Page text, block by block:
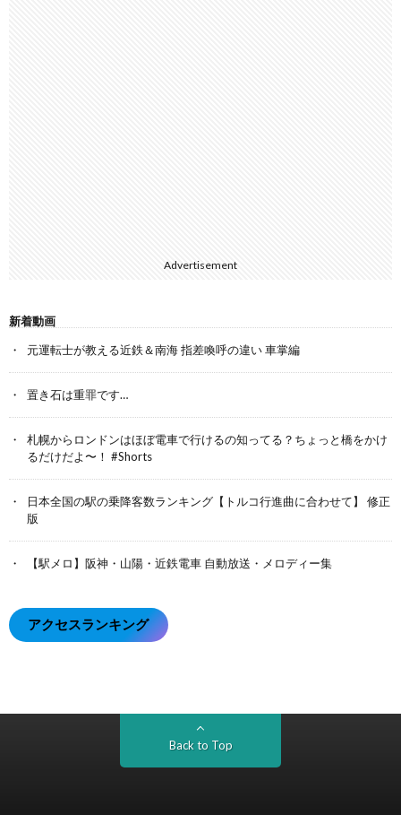
Advertisement
新着動画
元運転士が教える近鉄＆南海 指差喚呼の違い 車掌編
置き石は重罪です…
札幌からロンドンはほぼ電車で行けるの知ってる？ちょっと橋をかけ
るだけだよ〜！ #Shorts
日本全国の駅の乗降客数ランキング【トルコ行進曲に合わせて】 修正
版
【駅メロ】阪神・山陽・近鉄電車 自動放送・メロディー集
アクセスランキング
Back to Top